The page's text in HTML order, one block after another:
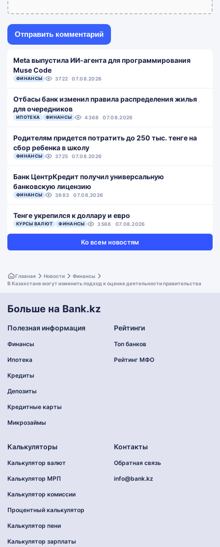
Meta выпустила ИИ-агента для программирования
Muse Code
ФИНАНСЫ 3722 07.08.2026
Отбасы банк изменил правила распределения жилья
для очередников
ИПОТЕКА ФИНАНСЫ 4368 07.08.2026
Родителям придется потратить до 250 тыс. тенге на
сбор ребенка в школу
ФИНАНСЫ 3725 07.08.2026
Банк ЦентрКредит получил универсальную
банковскую лицензию
ФИНАНСЫ 3683 07.08.2026
Тенге укрепился к доллару и евро
КУРСЫ ВАЛЮТ ФИНАНСЫ 3568 07.08.2026
Ко всем новостям
Главная Новости
Финансы
В Казахстане могут изменить подход к оценке деятельности правительства
Больше на Bank.kz
Полезная информация
Финансы
Ипотека
Кредиты
Депозиты
Кредитные карты
Микрозаймы
Рейтинги
Топ банков
Рейтинг МФО
Калькуляторы
Калькулятор валют
Калькулятор МРП
Калькулятор комиссии
Процентный калькулятор
Калькулятор пени
Калькулятор зарплаты
Контакты
Обратная связь
info@bank.kz